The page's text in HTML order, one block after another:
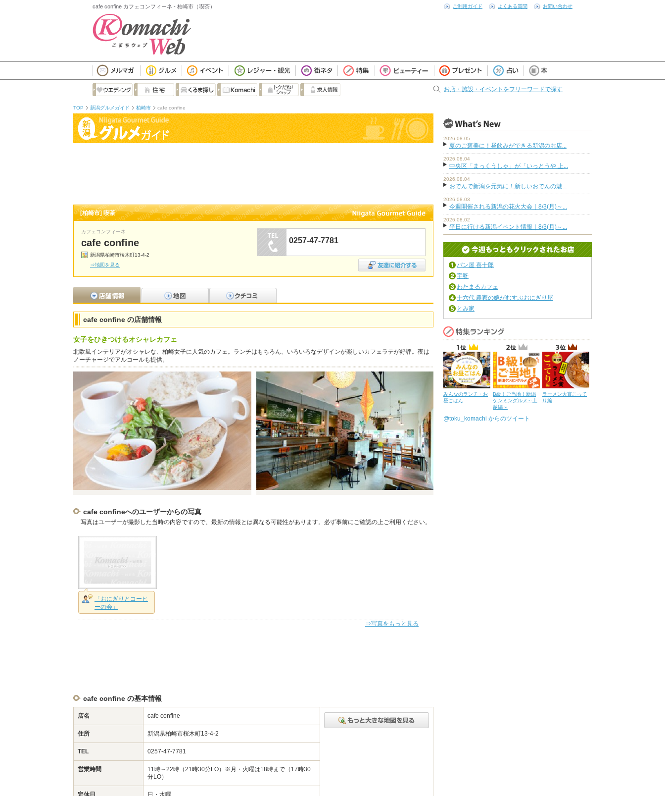
cafe confine カフェコンフィーネ - 柏崎市（喫茶） ご利用ガイド よくある質問 お問い合わせ
お店・施設・イベントをフリーワードで探す
TOP 新潟グルメガイド 柏崎市 cafe confine
[柏崎市] 喫茶
カフェコンフィーネ
cafe confine
新潟県柏崎市桜木町13-4-2
⇒地図を見る
0257-47-7781
cafe confine の店舗情報
女子をひきつけるオシャレカフェ
北欧風インテリアがオシャレな、柏崎女子に人気のカフェ。ランチはもちろん、いろいろなデザインが楽しいカフェラテが好評。夜は
ノーチャージでアルコールも提供。
cafe confineへのユーザーからの写真
写真はユーザーが撮影した当時の内容ですので、最新の情報とは異なる可能性があります。必ず事前にご確認の上ご利用ください。
「おにぎりとコーヒ
ーの会」
⇒写真をもっと見る
cafe confine の基本情報
店名 cafe confine
住所 新潟県柏崎市桜木町13-4-2
TEL 0257-47-7781
営業時間
11時～22時（21時30分LO）※月・火曜は18時まで（17時30
分LO）
2026.08.05
夏のご褒美に！昼飲みができる新潟のお店...
2026.08.04
中央区「まっくうしゃ」が「いっとうや 上...
2026.08.04
おでんで新潟を元気に！新しいおでんの魅...
2026.08.03
今週開催される新潟の花火大会｜8/3(月)～...
2026.08.02
平日に行ける新潟イベント情報｜8/3(月)～...
パン屋 喜十郎
宇呀
わたまるカフェ
十六代 農家の嫁がむすぶおにぎり屋
とみ家
みんなのランチ・お
昼ごはん
B級！ご当地！新潟
ケンミングルメ～上
越編～
ラーメン大賞こって
り編
@toku_komachi からのツイート